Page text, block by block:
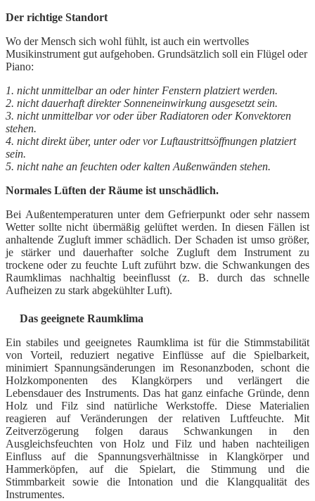
Der richtige Standort
Wo der Mensch sich wohl fühlt, ist auch ein wertvolles
Musikinstrument gut aufgehoben. Grundsätzlich soll ein Flügel oder
Piano:
1. nicht unmittelbar an oder hinter Fenstern platziert werden.
2. nicht dauerhaft direkter Sonneneinwirkung ausgesetzt sein.
3. nicht unmittelbar vor oder über Radiatoren oder Konvektoren
stehen.
4. nicht direkt über, unter oder vor Luftaustrittsöffnungen platziert
sein.
5. nicht nahe an feuchten oder kalten Außenwänden stehen.
Normales Lüften der Räume ist unschädlich.
Bei Außentemperaturen unter dem Gefrierpunkt oder sehr nassem
Wetter sollte nicht übermäßig gelüftet werden. In diesen Fällen ist
anhaltende Zugluft immer schädlich. Der Schaden ist umso größer,
je stärker und dauerhafter solche Zugluft dem Instrument zu
trockene oder zu feuchte Luft zuführt bzw. die Schwankungen des
Raumklimas nachhaltig beeinflusst (z. B. durch das schnelle
Aufheizen zu stark abgekühlter Luft).
Das geeignete Raumklima
Ein stabiles und geeignetes Raumklima ist für die Stimmstabilität
von Vorteil, reduziert negative Einflüsse auf die Spielbarkeit,
minimiert Spannungsänderungen im Resonanzboden, schont die
Holzkomponenten des Klangkörpers und verlängert die
Lebensdauer des Instruments. Das hat ganz einfache Gründe, denn
Holz und Filz sind natürliche Werkstoffe. Diese Materialien
reagieren auf Veränderungen der relativen Luftfeuchte. Mit
Zeitverzögerung folgen daraus Schwankungen in den
Ausgleichsfeuchten von Holz und Filz und haben nachteiligen
Einfluss auf die Spannungsverhältnisse in Klangkörper und
Hammerköpfen, auf die Spielart, die Stimmung und die
Stimmbarkeit sowie die Intonation und die Klangqualität des
Instrumentes.